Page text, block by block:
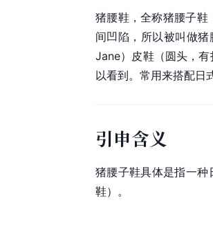
猪腰鞋，全称猪腰子鞋
间凹陷，所以被叫做
Jane）皮鞋（圆头，
以看到。常用来搭配日
引申含义
猪腰子鞋具体是指一
鞋）。